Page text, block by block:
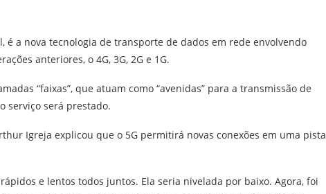
é a nova tecnologia de transporte de dados em rede envolvendo
anteriores, o 4G, 3G, 2G e 1G.
“faixas”, que atuam como “avenidas” para a transmissão de
serviço será prestado.
Igreja explicou que o 5G permitirá novas conexões em uma pista
e lentos todos juntos. Ela seria nivelada por baixo. Agora, foi